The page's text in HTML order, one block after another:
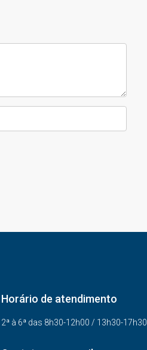
Horário de atendimento
2ª à 6ª das 8h30-12h00 / 13h30-17h30